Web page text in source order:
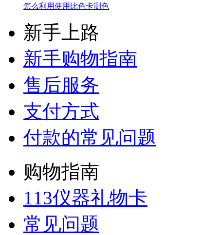
怎么利用使用比色卡测色
新手上路
新手购物指南
售后服务
支付方式
付款的常见问题
购物指南
113仪器礼物卡
常见问题